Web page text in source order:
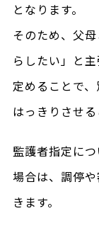
となります。
そのため、父
らしたい」と
定めることで
はっきりさせる
監護者指定に
場合は、調停
きます。